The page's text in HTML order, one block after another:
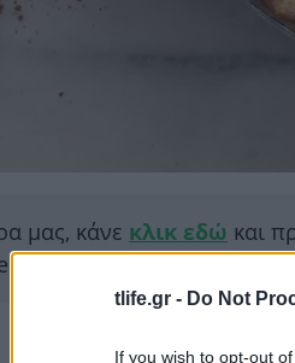
tlife.gr - Do Not
If you wish to opt-out
μας, κάνε κλικ εδώ και
για να μας διαβάζεις πιο